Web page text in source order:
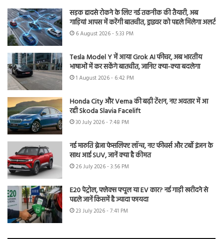
सड़क हादसे रोकने के लिए नई तकनीक की तैयारी, अब
गाड़ियां आपस में करेंगी बातचीत, ड्राइवर को पहले मिलेगा अलर्ट
6 August 2026 - 5:33 PM
Tesla Model Y में आया Grok AI फीचर, अब भारतीय
भाषाओं में कर सकेंगे बातचीत, जानिए क्या-क्या बदलेगा
1 August 2026 - 6:42 PM
Honda City और Verna की बढ़ी टेंशन, नए अवतार में आ
रही Skoda Slavia Facelift
30 July 2026 - 7:48 PM
नई मारुति ब्रेजा फेसलिफ्ट लॉन्च, नए फीचर्स और टर्बो इंजन के
साथ आई SUV, जानें क्या है कीमत
26 July 2026 - 3:56 PM
E20 पेट्रोल, फ्लेक्स फ्यूल या EV कार? नई गाड़ी खरीदने से
पहले जानें किसमें है ज्यादा फायदा
23 July 2026 - 7:41 PM